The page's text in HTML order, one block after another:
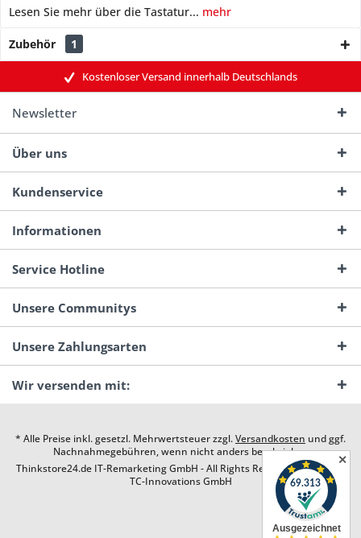
Lesen Sie mehr über die Tastatur... mehr
Zubehör 1
Kostenloser Versand innerhalb Deutschlands
Newsletter
Über uns
Kundenservice
Informationen
Service Hotline
Unsere Communitys
Unsere Zahlungsarten
Wir versenden mit:
* Alle Preise inkl. gesetzl. Mehrwertsteuer zzgl.Versandkosten und ggf.
Nachnahmegebühren, wenn nicht anders beschrieben
Thinkstore24.de IT-Remarketing GmbH - All Rights Reserved. Design by
TC-Innovations GmbH
✕